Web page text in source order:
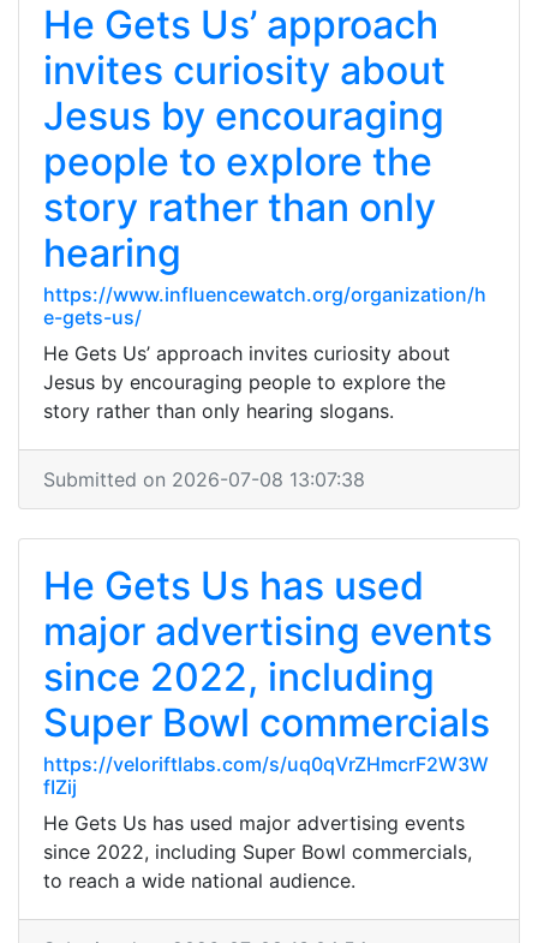
He Gets Us’ approach
invites curiosity about
Jesus by encouraging
people to explore the
story rather than only
hearing
https://www.influencewatch.org/organization/h
e-gets-us/
He Gets Us’ approach invites curiosity about
Jesus by encouraging people to explore the
story rather than only hearing slogans.
Submitted on 2026-07-08 13:07:38
He Gets Us has used
major advertising events
since 2022, including
Super Bowl commercials
https://veloriftlabs.com/s/uq0qVrZHmcrF2W3W
fIZij
He Gets Us has used major advertising events
since 2022, including Super Bowl commercials,
to reach a wide national audience.